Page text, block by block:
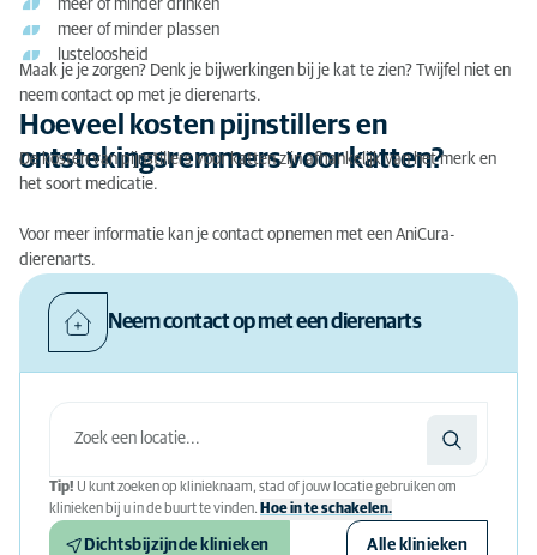
meer of minder drinken
meer of minder plassen
lusteloosheid
Maak je je zorgen? Denk je bijwerkingen bij je kat te zien? Twijfel niet en
neem contact op met je dierenarts.
Hoeveel kosten pijnstillers en
ontstekingsremmers voor katten?
De kosten van pijnstillers voor katten zijn afhankelijk van het merk en
het soort medicatie.
Voor meer informatie kan je contact opnemen met een AniCura-
dierenarts.
Neem contact op met een dierenarts
Tip! U kunt zoeken op klinieknaam, stad of jouw locatie gebruiken om
klinieken bij u in de buurt te vinden. Hoe in te schakelen.
Dichtsbijzijnde klinieken Alle klinieken